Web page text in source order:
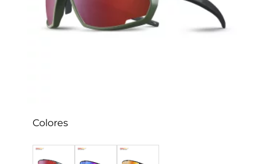
Colores